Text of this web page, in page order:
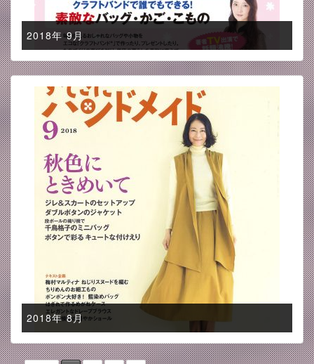
2018年 9月
2018年 8月